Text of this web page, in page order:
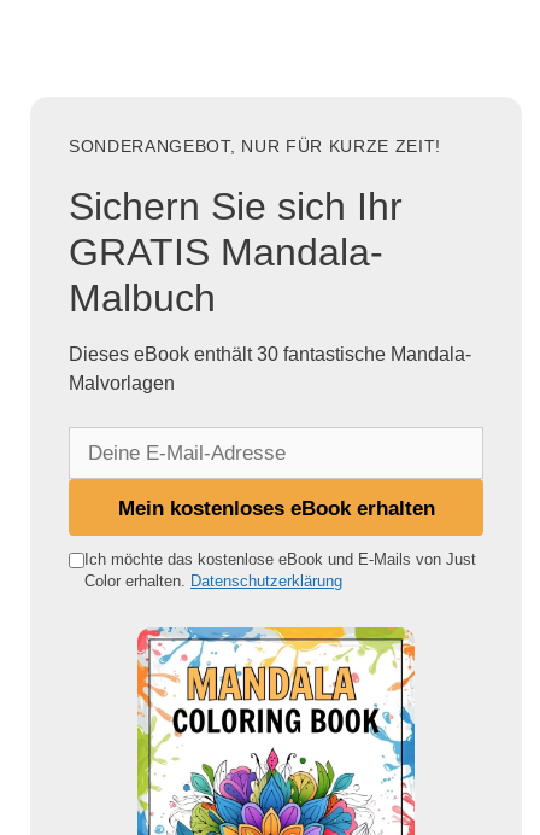
SONDERANGEBOT, NUR FÜR KURZE ZEIT!
Sichern Sie sich Ihr
GRATIS Mandala-
Malbuch
Dieses eBook enthält 30 fantastische Mandala-
Malvorlagen
e
Mein kostenloses eBook erhalten
Ich möchte das kostenlose eBook und E-Mails von Just
Color erhalten. Datenschutzerklärung